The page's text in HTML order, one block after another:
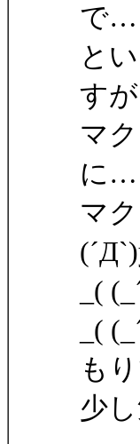
で…
と
す
マ
に…
マ
_(
_(
も
少